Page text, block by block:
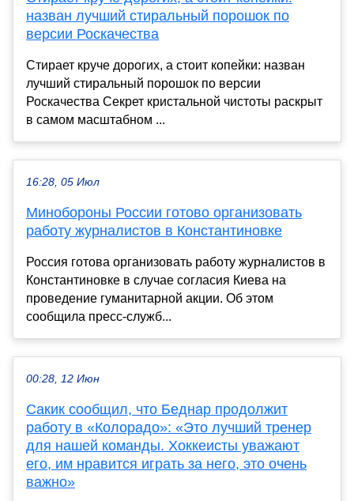
назван лучший стиральный порошок по
версии Роскачества
Стирает круче дорогих, а стоит копейки: назван
лучший стиральный порошок по версии
Роскачества Секрет кристальной чистоты раскрыт
в самом масштабном ...
16:28, 05 Июл
Минобороны России готово организовать
работу журналистов в Константиновке
Россия готова организовать работу журналистов в
Константиновке в случае согласия Киева на
проведение гуманитарной акции. Об этом
сообщила пресс-служб...
00:28, 12 Июн
Сакик сообщил, что Беднар продолжит
работу в «Колорадо»: «Это лучший тренер
для нашей команды. Хоккеисты уважают
его, им нравится играть за него, это очень
важно»